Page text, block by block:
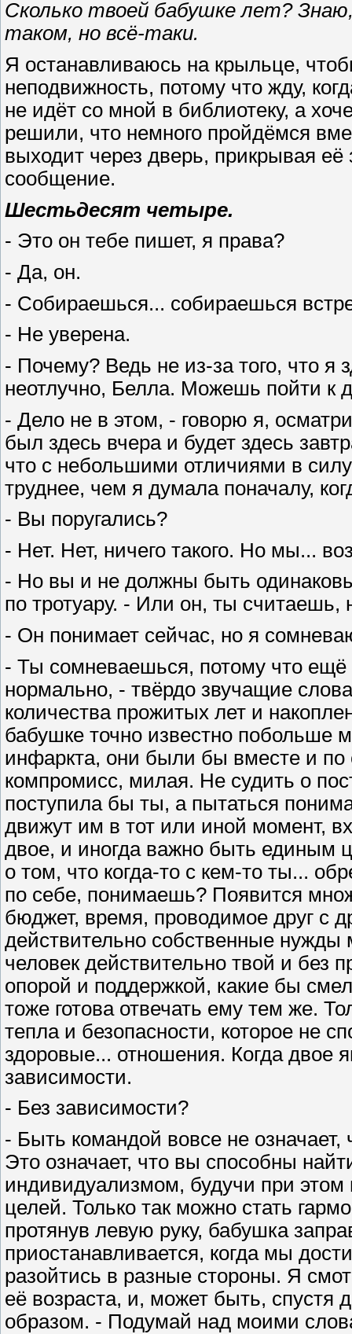
Сколько твоей бабушке лет?
таком, но всё-таки.
Я останавливаюсь на крыльце,
неподвижность, потому что жду,
не идёт со мной в библиотеку, а
решили, что немного пройдёмся
выходит через дверь, прикрывая её
сообщение.
Шестьдесят четыре.
- Это он тебе пишет, я права?
- Да, он.
- Собираешься... собираешься
- Не уверена.
- Почему? Ведь не из-за того, что я
неотлучно, Белла. Можешь пойти к
- Дело не в этом, - говорю я,
был здесь вчера и будет здесь
что с небольшими отличиями в
труднее, чем я думала поначалу,
- Вы поругались?
- Нет. Нет, ничего такого. Но мы...
- Но вы и не должны быть
по тротуару. - Или он, ты считаешь,
- Он понимает сейчас, но я
- Ты сомневаешься, потому что
нормально, - твёрдо звучащие
количества прожитых лет и
бабушке точно известно побольше
инфаркта, они были бы вместе и по
компромисс, милая. Не судить о
поступила бы ты, а пытаться
движут им в тот или иной момент,
двое, и иногда важно быть единым
о том, что когда-то с кем-то ты...
по себе, понимаешь? Появится
бюджет, время, проводимое друг с
действительно собственные нужды
человек действительно твой и без
опорой и поддержкой, какие бы
тоже готова отвечать ему тем же.
тепла и безопасности, которое не
здоровые... отношения. Когда двое
зависимости.
- Без зависимости?
- Быть командой вовсе не означает,
Это означает, что вы способны
индивидуализмом, будучи при
целей. Только так можно стать
протянув левую руку, бабушка
приостанавливается, когда мы
разойтись в разные стороны. Я
её возраста, и, может быть, спустя
образом. - Подумай над моими